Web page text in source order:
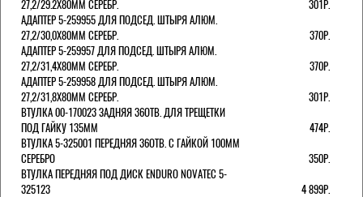
27,2/29.2Х80ММ СЕРЕБР.
301Р.
АДАПТЕР 5-259955 ДЛЯ ПОДСЕД. ШТЫРЯ АЛЮМ.
27,2/30,0Х80ММ СЕРЕБР.
370Р.
АДАПТЕР 5-259957 ДЛЯ ПОДСЕД. ШТЫРЯ АЛЮМ.
27,2/31,4Х80ММ СЕРЕБР.
370Р.
АДАПТЕР 5-259958 ДЛЯ ПОДСЕД. ШТЫРЯ АЛЮМ.
27,2/31,8Х80ММ СЕРЕБР.
301Р.
ВТУЛКА 00-170023 ЗАДНЯЯ 36ОТВ. ДЛЯ ТРЕЩЕТКИ
ПОД ГАЙКУ 135ММ
474Р.
ВТУЛКА 5-325001 ПЕРЕДНЯЯ 36ОТВ. С ГАЙКОЙ 100ММ
СЕРЕБРО
350Р.
ВТУЛКА ПЕРЕДНЯЯ ПОД ДИСК ENDURO NOVATEC 5-
325123
4 899Р.